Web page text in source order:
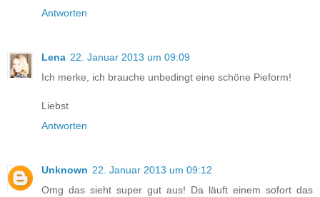
Antworten
Lena 22. Januar 2013 um 09:09
Ich merke, ich brauche unbedingt eine schöne Pieform!
Liebst
Antworten
Unknown 22. Januar 2013 um 09:12
Omg das sieht super gut aus! Da läuft einem sofort das